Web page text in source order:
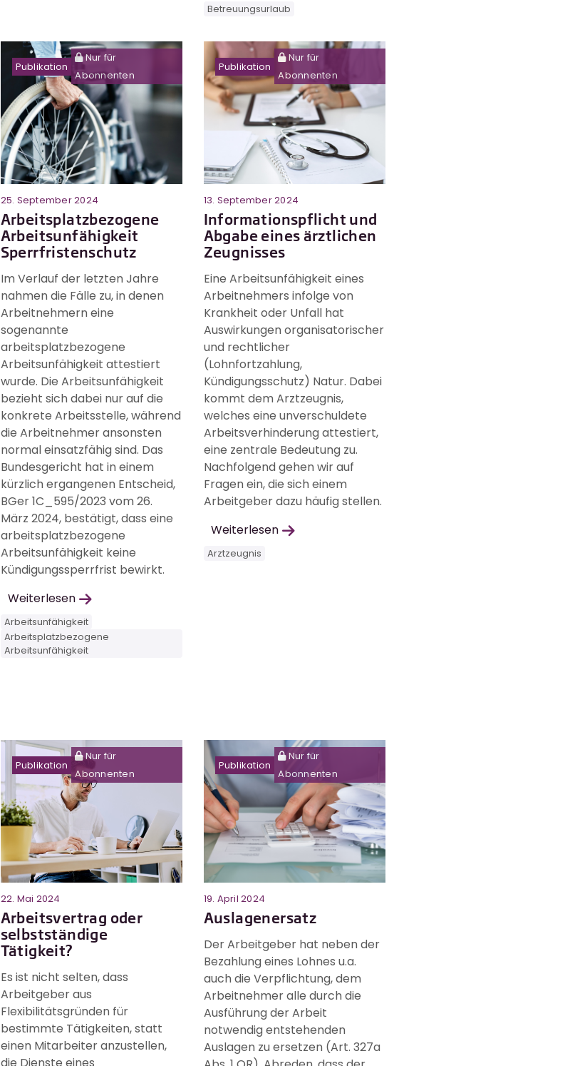
Betreuungsurlaub
Publikation
Nur für
Abonnenten
25. September 2024
Arbeitsplatzbezogene
Arbeitsunfähigkeit
Sperrfristenschutz
Im Verlauf der letzten Jahre
nahmen die Fälle zu, in denen
Arbeitnehmern eine
sogenannte
arbeitsplatzbezogene
Arbeitsunfähigkeit attestiert
wurde. Die Arbeitsunfähigkeit
bezieht sich dabei nur auf die
konkrete Arbeitsstelle, während
die Arbeitnehmer ansonsten
normal einsatzfähig sind. Das
Bundesgericht hat in einem
kürzlich ergangenen Entscheid,
BGer 1C_595/2023 vom 26.
März 2024, bestätigt, dass eine
arbeitsplatzbezogene
Arbeitsunfähigkeit keine
Kündigungssperrfrist bewirkt.
Weiterlesen
Arbeitsunfähigkeit
Arbeitsplatzbezogene
Arbeitsunfähigkeit
Publikation
Nur für
Abonnenten
13. September 2024
Informationspflicht und
Abgabe eines ärztlichen
Zeugnisses
Eine Arbeitsunfähigkeit eines
Arbeitnehmers infolge von
Krankheit oder Unfall hat
Auswirkungen organisatorischer
und rechtlicher
(Lohnfortzahlung,
Kündigungsschutz) Natur. Dabei
kommt dem Arztzeugnis,
welches eine unverschuldete
Arbeitsverhinderung attestiert,
eine zentrale Bedeutung zu.
Nachfolgend gehen wir auf
Fragen ein, die sich einem
Arbeitgeber dazu häufig stellen.
Weiterlesen
Arztzeugnis
Publikation
Nur für
Abonnenten
22. Mai 2024
Arbeitsvertrag oder
selbstständige
Tätigkeit?
Es ist nicht selten, dass
Arbeitgeber aus
Flexibilitätsgründen für
bestimmte Tätigkeiten, statt
einen Mitarbeiter anzustellen,
Publikation
Nur für
Abonnenten
19. April 2024
Auslagenersatz
Der Arbeitgeber hat neben der
Bezahlung eines Lohnes u.a.
auch die Verpflichtung, dem
Arbeitnehmer alle durch die
Ausführung der Arbeit
notwendig entstehenden
Auslagen zu ersetzen (Art. 327a